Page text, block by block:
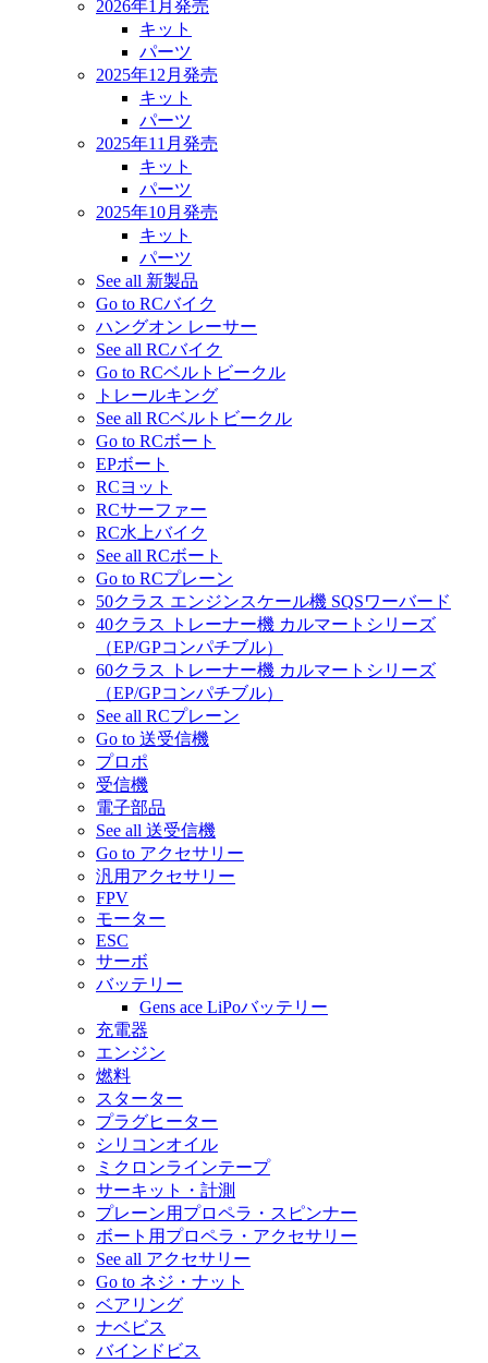
2026年1月発売
キット
パーツ
2025年12月発売
キット
パーツ
2025年11月発売
キット
パーツ
2025年10月発売
キット
パーツ
See all 新製品
Go to RCバイク
ハングオン レーサー
See all RCバイク
Go to RCベルトビークル
トレールキング
See all RCベルトビークル
Go to RCボート
EPボート
RCヨット
RCサーファー
RC水上バイク
See all RCボート
Go to RCプレーン
50クラス エンジンスケール機 SQSワーバード
40クラス トレーナー機 カルマートシリーズ
（EP/GPコンパチブル）
60クラス トレーナー機 カルマートシリーズ
（EP/GPコンパチブル）
See all RCプレーン
Go to 送受信機
プロポ
受信機
電子部品
See all 送受信機
Go to アクセサリー
汎用アクセサリー
FPV
モーター
ESC
サーボ
バッテリー
Gens ace LiPoバッテリー
充電器
エンジン
燃料
スターター
プラグヒーター
シリコンオイル
ミクロンラインテープ
サーキット・計測
プレーン用プロペラ・スピンナー
ボート用プロペラ・アクセサリー
See all アクセサリー
Go to ネジ・ナット
ベアリング
ナベビス
バインドビス